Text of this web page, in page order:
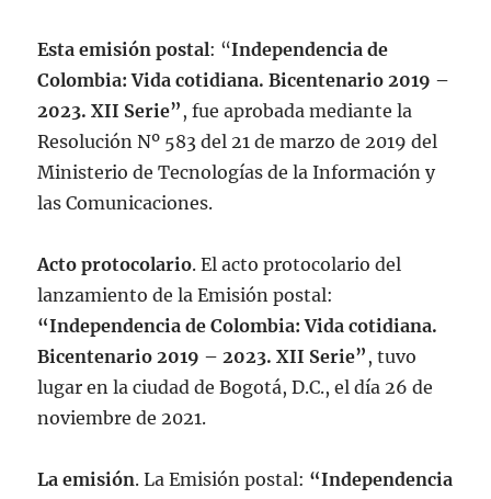
Esta emisión postal: “Independencia de
Colombia: Vida cotidiana. Bicentenario 2019 –
2023. XII Serie” , fue aprobada mediante la
Resolución Nº 583 del 21 de marzo de 2019 del
Ministerio de Tecnologías de la Información y
las Comunicaciones.
Acto protocolario. El acto protocolario del
lanzamiento de la Emisión postal:
“Independencia de Colombia: Vida cotidiana.
Bicentenario 2019 – 2023. XII Serie” , tuvo
lugar en la ciudad de Bogotá, D.C., el día 26 de
noviembre de 2021.
La emisión. La Emisión postal: “Independencia